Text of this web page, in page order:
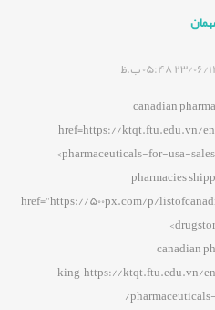
05:48 ب.ظ
canadian
href=https://ktqt.ftu.edu.vn/
pharmaceuticals-for-usa-
pharmacies
href="https://500px.com/p/
canadian
king https://ktqt.ftu.edu.vn/